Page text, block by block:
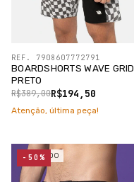
BOARDSHORTS WAVE GRID
PRETO
R$194,50
R$389,00
REF. 7908607772791
Atenção, última peça!
ESGOTADO
-50%